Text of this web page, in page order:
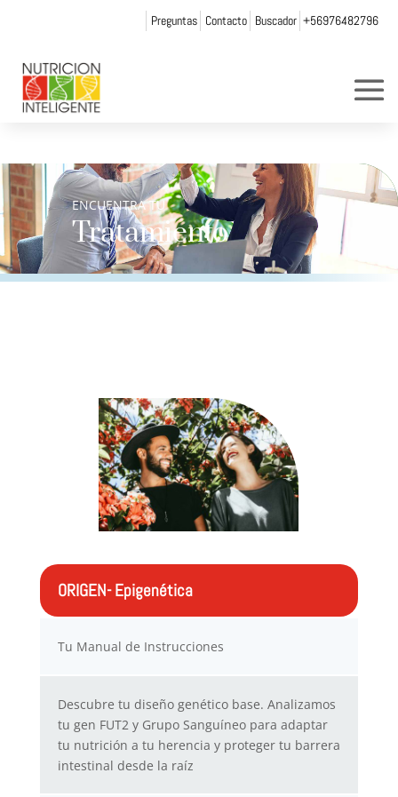
Preguntas Contacto Buscador +56976482796
ENCUENTRA TU
Tratamiento
ORIGEN- Epigenética
Tu Manual de Instrucciones
Descubre tu diseño genético base. Analizamos
tu gen FUT2 y Grupo Sanguíneo para adaptar
tu nutrición a tu herencia y proteger tu barrera
intestinal desde la raíz